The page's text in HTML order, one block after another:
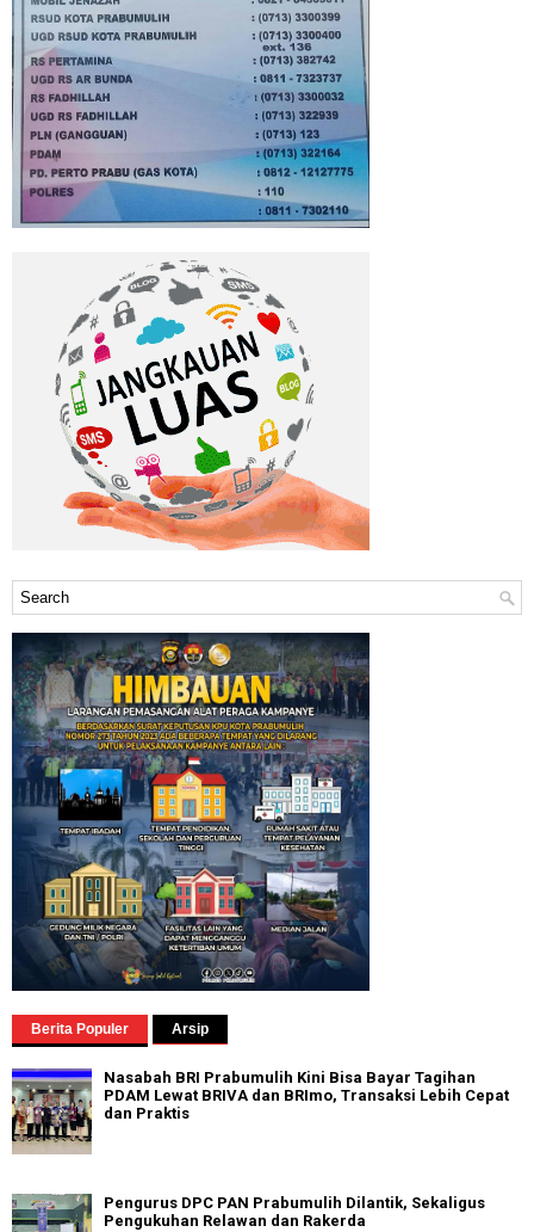
Berita Populer Arsip
Nasabah BRI Prabumulih Kini Bisa Bayar Tagihan
PDAM Lewat BRIVA dan BRImo, Transaksi Lebih Cepat
dan Praktis
Pengurus DPC PAN Prabumulih Dilantik, Sekaligus
Pengukuhan Relawan dan Rakerda